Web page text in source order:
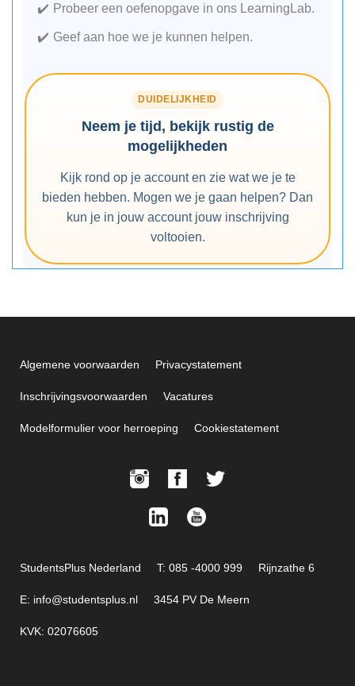
Probeer een oefenopgave in ons LearningLab.
Geef aan hoe we je kunnen helpen.
DUIDELIJKHEID
Neem je tijd, bekijk rustig de
mogelijkheden
Kijk rond op je account en zie wat we je te
bieden hebben. Mogen we je gaan helpen? Dan
kun je in jouw account jouw inschrijving
voltooien.
Algemene voorwaarden Privacystatement
Inschrijvingsvoorwaarden Vacatures
Modelformulier voor herroeping Cookiestatement
StudentsPlus Nederland T: 085 -4000 999 Rijnzathe 6
E: info@studentsplus.nl 3454 PV De Meern
KVK: 02076605